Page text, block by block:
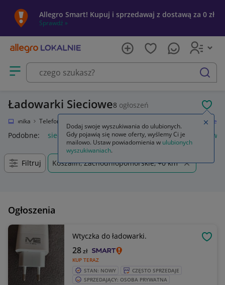
Allegro Smart! Kupuj i sprzedawaj z dostawą za 0 zł
Sprawdź »
Otwórz menu z kategoriami
szukaj
Ładowarki Sieciowe8 ogłoszeń
Telefony i Akcesoria Sieciowe
Podobne: sieciowe radio sieciowe radio kuchenne sieciowe
Filtruj Koszalin, Zachodniopomorskie, +0 km
Ogłoszenia
Wtyczka do ładowarki.
KUP TERAZ
28zł
STAN: NOWY
CZĘSTO SPRZEDAJE
SPRZEDAJĄCY: OSOBA PRYWATNA
Dodaj swoje wyszukiwania do ulubionych.
Gdy pojawią się nowe oferty, wyślemy Ci je
mailowo. Ustaw powiadomienia w ulubionych
wyszukiwaniach.